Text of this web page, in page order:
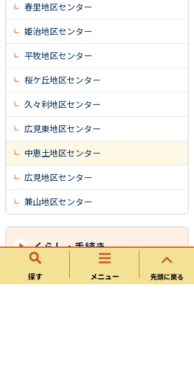
探す メニュー 先頭に戻る
春里地区センター
姫治地区センター
平牧地区センター
桜ケ丘地区センター
久々利地区センター
広見東地区センター
中恵土地区センター
広見地区センター
兼山地区センター
くらし・手続き
戸籍・住民票・印鑑登録